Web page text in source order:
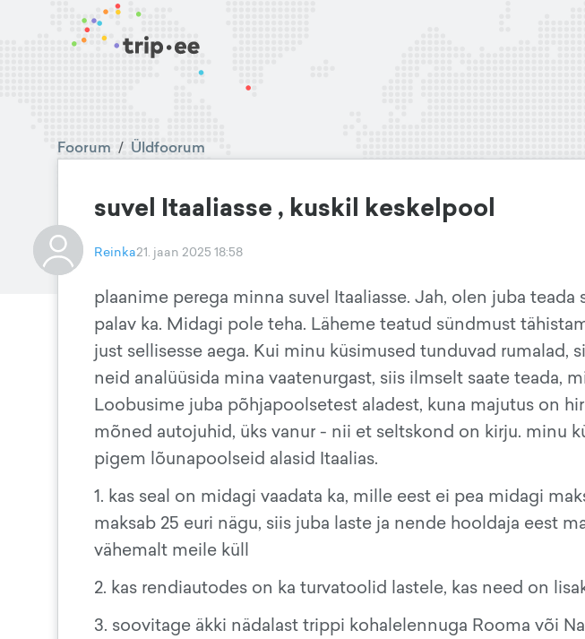
Foorum / Üldfoorum
suvel Itaaliasse , kuskil keskelpool
Reinka21. jaan 2025 18:58
plaanime perega minna suvel Itaaliasse. Jah, olen juba teada
palav ka. Midagi pole teha. Läheme teatud sündmust
just sellisesse aega. Kui minu küsimused tunduvad rumalad,
neid analüüsida mina vaatenurgast, siis ilmselt saate teada,
Loobusime juba põhjapoolsetest aladest, kuna majutus on
mõned autojuhid, üks vanur - nii et seltskond on kirju. minu
pigem lõunapoolseid alasid Itaalias.
1. kas seal on midagi vaadata ka, mille eest ei pea midagi
maksab 25 euri nägu, siis juba laste ja nende hooldaja eest
vähemalt meile küll
2. kas rendiautodes on ka turvatoolid lastele, kas need on
3. soovitage äkki nädalast trippi kohalelennuga Rooma või